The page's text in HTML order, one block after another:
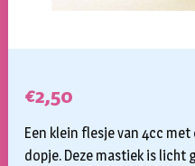
€2,50
Een klein flesje van 4cc
dopje. Deze mastiek is licht